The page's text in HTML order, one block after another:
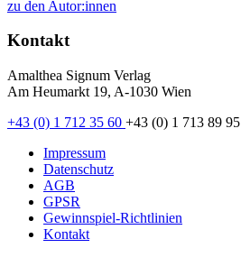
zu den Autor:innen
Kontakt
Amalthea Signum Verlag
Am Heumarkt 19, A-1030 Wien
+43 (0) 1 712 35 60 +43 (0) 1 713 89 95
Impressum
Datenschutz
AGB
GPSR
Gewinnspiel-Richtlinien
Kontakt